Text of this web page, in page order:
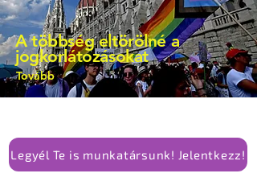
A többség eltörölné a
jogkorlátozásokat
Tovább
Legyél Te is munkatársunk! Jelentkezz!